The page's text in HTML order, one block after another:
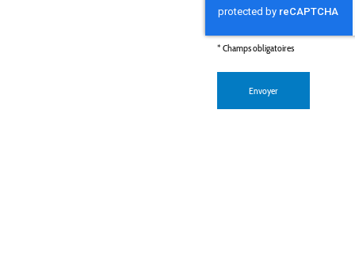
* Champs obligatoires